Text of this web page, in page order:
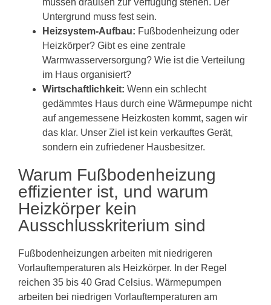
Untergrund muss fest sein.
Heizsystem-Aufbau: Fußbodenheizung oder
Heizkörper? Gibt es eine zentrale
Warmwasserversorgung? Wie ist die Verteilung
im Haus organisiert?
Wirtschaftlichkeit: Wenn ein schlecht
gedämmtes Haus durch eine Wärmepumpe nicht
auf angemessene Heizkosten kommt, sagen wir
das klar. Unser Ziel ist kein verkauftes Gerät,
sondern ein zufriedener Hausbesitzer.
Warum Fußbodenheizung
effizienter ist, und warum
Heizkörper kein
Ausschlusskriterium sind
Fußbodenheizungen arbeiten mit niedrigeren
Vorlauftemperaturen als Heizkörper. In der Regel
reichen 35 bis 40 Grad Celsius. Wärmepumpen
arbeiten bei niedrigen Vorlauftemperaturen am